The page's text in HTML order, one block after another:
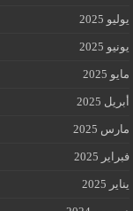
يوليو 2025
يونيو 2025
مايو 2025
أبريل 2025
مارس 2025
فبراير 2025
يناير 2025